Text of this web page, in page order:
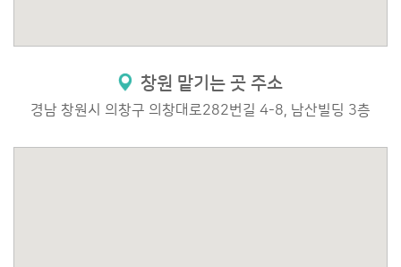
창원 맡기는 곳 주소
경남 창원시 의창구 의창대로282번길 4-8, 남산빌딩 3층